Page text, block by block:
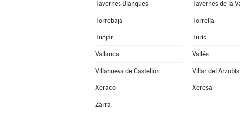
Tavernes Blanques Tavernes de la
Torrebaja Torrella
Tuéjar Turís
Vallanca Vallés
Villanueva de Castellón Villar del
Xeraco Xeresa
Zarra